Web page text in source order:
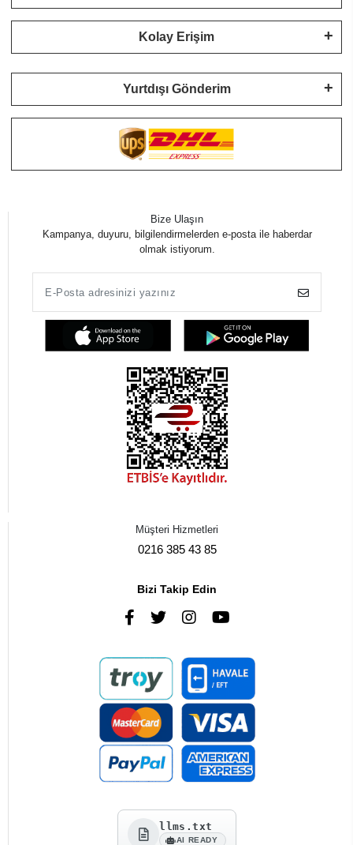
Kolay Erişim
Yurtdışı Gönderim
Bize Ulaşın
Kampanya, duyuru, bilgilendirmelerden e-posta ile haberdar
olmak istiyorum.
Müşteri Hizmetleri
0216 385 43 85
Bizi Takip Edin
llms.txt
AI READY